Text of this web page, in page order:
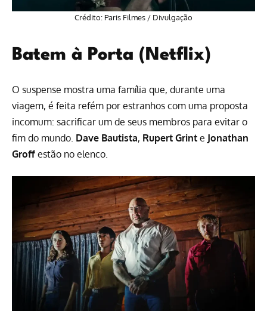
Crédito: Paris Filmes / Divulgação
Batem à Porta (Netflix)
O suspense mostra uma família que, durante uma
viagem, é feita refém por estranhos com uma proposta
incomum: sacrificar um de seus membros para evitar o
fim do mundo. Dave Bautista, Rupert Grint e Jonathan
Groff estão no elenco.